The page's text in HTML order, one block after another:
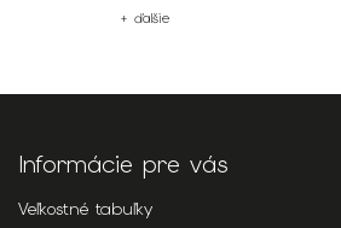
+ ďalšie
Informácie pre vás
Veľkostné tabuľky